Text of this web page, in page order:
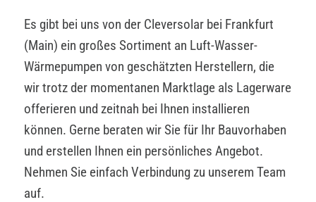
Es gibt bei uns von der Cleversolar bei Frankfurt
(Main) ein großes Sortiment an Luft-Wasser-
Wärmepumpen von geschätzten Herstellern, die
wir trotz der momentanen Marktlage als Lagerware
offerieren und zeitnah bei Ihnen installieren
können. Gerne beraten wir Sie für Ihr Bauvorhaben
und erstellen Ihnen ein persönliches Angebot.
Nehmen Sie einfach Verbindung zu unserem Team
auf.